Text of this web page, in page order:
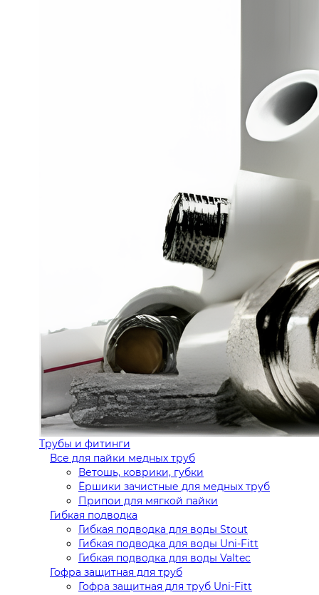
Трубы и фитинги
Все для пайки медных труб
Ветошь, коврики, губки
Ёршики зачистные для медных труб
Припои для мягкой пайки
Гибкая подводка
Гибкая подводка для воды Stout
Гибкая подводка для воды Uni-Fitt
Гибкая подводка для воды Valtec
Гофра защитная для труб
Гофра защитная для труб Uni-Fitt